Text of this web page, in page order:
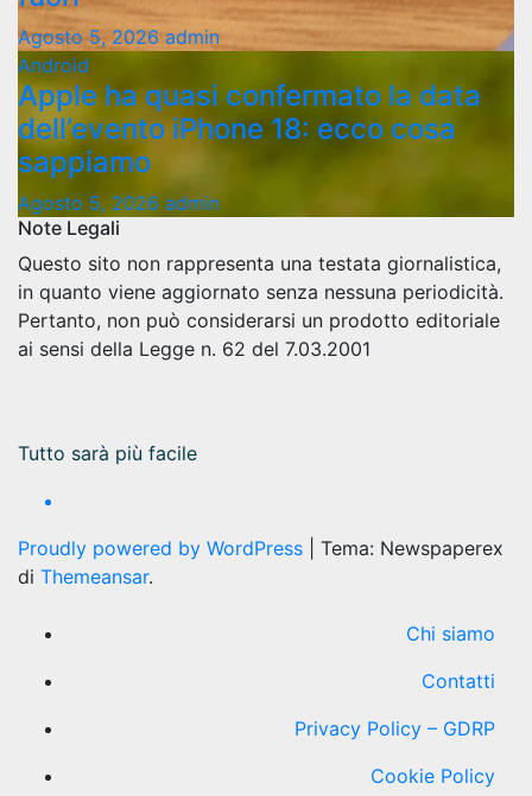
Agosto 5, 2026 admin
Android
Apple ha quasi confermato la data
dell’evento iPhone 18: ecco cosa
sappiamo
Agosto 5, 2026 admin
Note Legali
Questo sito non rappresenta una testata giornalistica,
in quanto viene aggiornato senza nessuna periodicità.
Pertanto, non può considerarsi un prodotto editoriale
ai sensi della Legge n. 62 del 7.03.2001
Tutto sarà più facile
Proudly powered by WordPress
Tema: Newspaperex
di Themeansar.
Chi siamo
Contatti
Privacy Policy – GDRP
Cookie Policy